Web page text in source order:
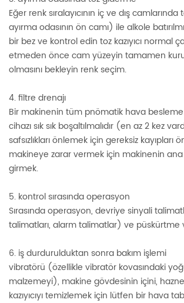
Eğer renk sıralayıcının iç ve dış
ayırma odasının ön camı) ile alkole
bir bez ve kontrol edin toz kazıyıcı normal
etmeden önce cam yüzeyin tamamen
olmasını bekleyin renk seçim.
4. filtre drenajı
Bir makinenin tüm pnömatik hava besleme
cihazı sık sık boşaltılmalıdır (en az 2 kez
safsızlıkları önlemek için gereksiz kayıpları
makineye zarar vermek için makinenin
girmek.
5. kontrol sırasında operasyon
Sırasında operasyon, devriye sinyali
talimatları, alarm talimatlar) ve püskürtme
6. iş durdurulduktan sonra bakım işlemi
vibratörü (özellikle vibratör kovasındaki
malzemeyi), makine gövdesinin içini,
kazıyıcıyı temizlemek için lütfen bir hava